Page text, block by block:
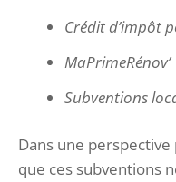
Crédit d’impôt
MaPrimeRénov’
Subventions
Dans une
que ces subventions